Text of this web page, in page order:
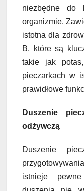
niezbędne do
organizmie.
istotna dla
B, które są
takie jak
pieczarkach w
prawidłowe
Duszenie
odżywczą
Duszenie
istnieje